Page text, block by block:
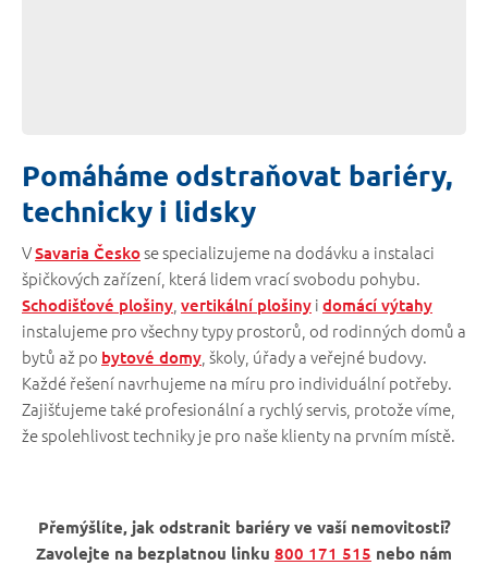
Pomáháme odstraňovat bariéry,
technicky i lidsky
VSavaria Českose specializujeme na dodávku a instalaci
špičkových zařízení, která lidem vrací svobodu pohybu.
Schodišťové plošiny vertikální plošiny i domácí výtahy
instalujeme pro všechny typy prostorů, od rodinných domů a
bytů až po bytové domy , školy, úřady a veřejné budovy.
Každé řešení navrhujeme na míru pro individuální potřeby.
Zajišťujeme také profesionální a rychlý servis, protože víme,
že spolehlivost techniky je pro naše klienty na prvním místě.
Přemýšlíte, jak odstranit bariéry ve vaší nemovitosti?
Zavolejte na bezplatnou linku 800 171 515 nebo nám